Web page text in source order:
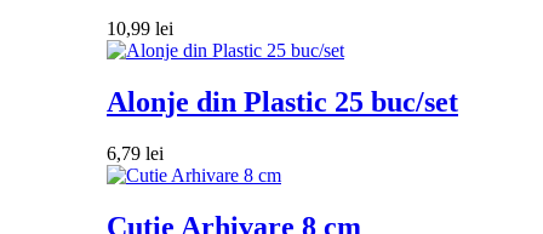
10,99 lei
Alonje din Plastic 25 buc/set
6,79 lei
Cutie Arhivare 8 cm